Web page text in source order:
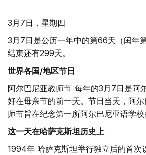
3月7日，星期四
3月7日是公历一年中的第66天（闰年
结束还有299天。
世界各国/地区节日
阿尔巴尼亚教师节 每年的3月7日是阿
好在母亲节的前一天。节日当天，阿
师节旨在纪念第一所阿尔巴尼亚语学校
这一天在哈萨克斯坦历史上
1994年 哈萨克斯坦举行独立后的首次